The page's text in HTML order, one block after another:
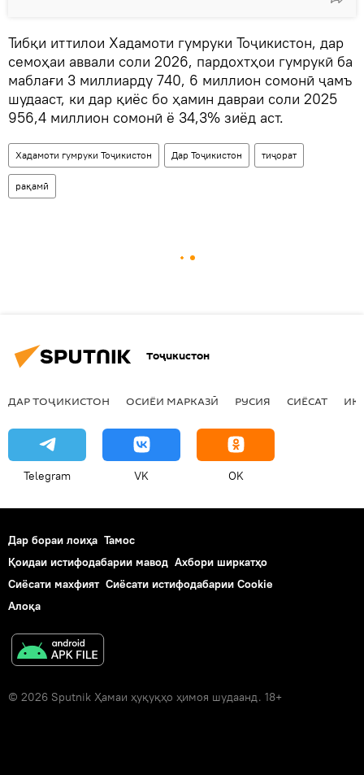
Тибқи иттилои Хадамоти гумруки Тоҷикистон, дар
семоҳаи аввали соли 2026, пардохтҳои гумрукӣ ба
маблағи 3 миллиарду 740, 6 миллион сомонӣ ҷамъ
шудааст, ки дар қиёс бо ҳамин давраи соли 2025
956,4 миллион сомонӣ ё 34,3% зиёд аст.
Хадамоти гумруки Тоҷикистон Дар Тоҷикистон тиҷорат
рақамӣ
Тоҷикистон
ДАР ТОҶИКИСТОН ОСИЁИ МАРКАЗӢ РУСИЯ СИЁСАТ
Telegram VK OK
Дар бораи лоиҳа Тамос
Қоидаи истифодабарии мавод Ахбори ширкатҳо
Сиёсати махфият Сиёсати истифодабарии Cookie
Алоқа
© 2026 Sputnik Ҳамаи ҳуқуқҳо ҳимоя шудаанд. 18+